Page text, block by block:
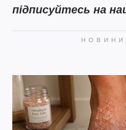
підписуйтесь на